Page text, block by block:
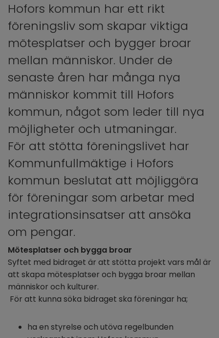
Hofors kommun har ett rikt
föreningsliv som skapar viktiga
mötesplatser och bygger broar
mellan människor. Under de
senaste åren har många nya
människor kommit till Hofors
kommun, något som leder till nya
möjligheter och utmaningar.
För att stötta föreningslivet har
Kommunfullmäktige i Hofors
kommun beslutat att möjliggöra
för föreningar som arbetar med
integrationsinsatser att ansöka
om pengar.
Mötesplatser och bygga broar
Syftet med bidraget är att stötta projekt vars mål är
att skapa mötesplatser och bygga broar mellan
människor och kulturer.
För att kunna söka bidraget ska föreningar ha;
ha en styrelse och utöva regelbunden